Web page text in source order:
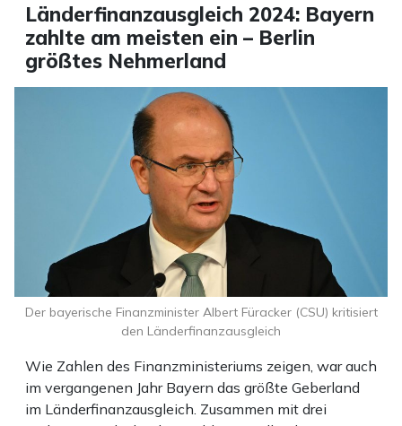
Länderfinanzausgleich 2024: Bayern
zahlte am meisten ein – Berlin
größtes Nehmerland
Wie Zahlen des Finanzministeriums zeigen, war auch
im vergangenen Jahr Bayern das größte Geberland
im Länderfinanzausgleich. Zusammen mit drei
Der bayerische Finanzminister Albert Füracker (CSU) kritisiert
den Länderfinanzausgleich